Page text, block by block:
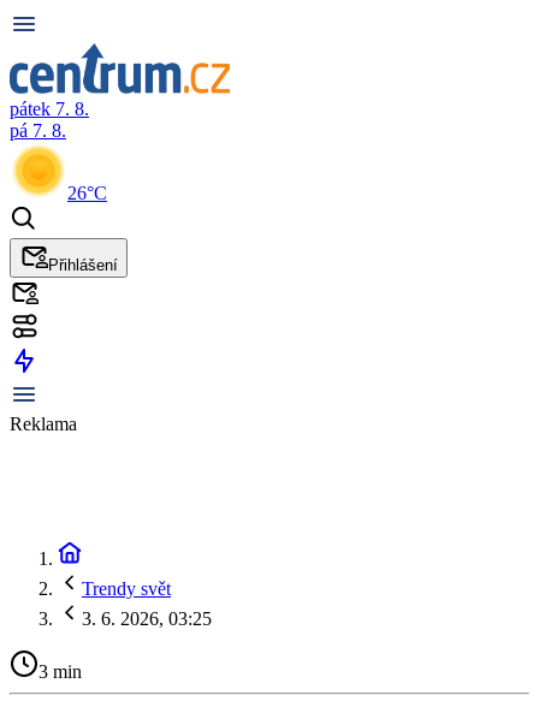
pátek 7. 8.
pá 7. 8.
26°C
Přihlášení
Reklama
Trendy svět
3. 6. 2026, 03:25
3 min